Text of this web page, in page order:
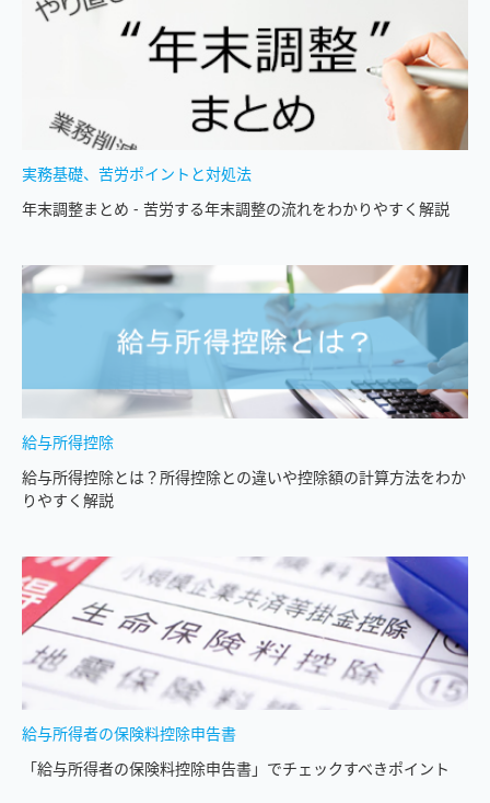
実務基礎、苦労ポイントと対処法
年末調整まとめ - 苦労する年末調整の流れをわかりやすく解説
給与所得控除
給与所得控除とは？所得控除との違いや控除額の計算方法をわか
りやすく解説
給与所得者の保険料控除申告書
「給与所得者の保険料控除申告書」でチェックすべきポイント